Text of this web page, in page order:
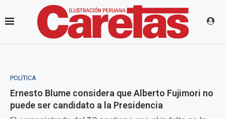
POLÍTICA
Ernesto Blume considera que Alberto Fujimori no
puede ser candidato a la Presidencia